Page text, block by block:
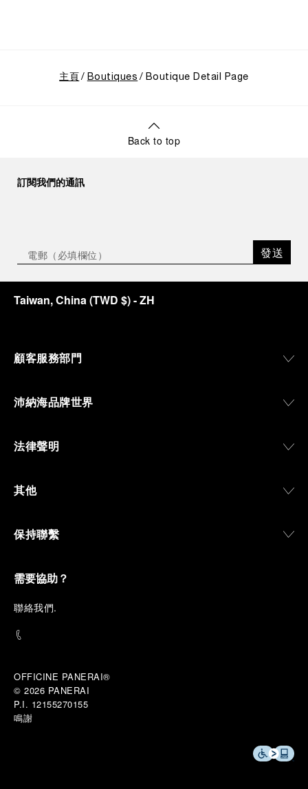
主頁 Boutiques Boutique Detail Page
Back to top
訂閱我們的通訊
發送
Taiwan, China(TWD $)- ZH
顧客服務部門
沛納海品牌世界
法律聲明
其他
保持聯繫
需要協助？
聯絡我們.
OFFICINE PANERAI®
© 2026 PANERAI
P.I. 12155270155
鳴謝